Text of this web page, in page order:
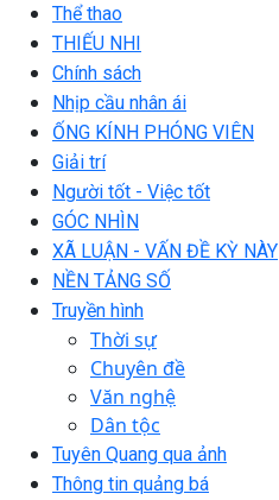
Thể thao
THIẾU NHI
Chính sách
Nhịp cầu nhân ái
ỐNG KÍNH PHÓNG VIÊN
Giải trí
Người tốt - Việc tốt
GÓC NHÌN
XÃ LUẬN - VẤN ĐỀ KỲ NÀY
NỀN TẢNG SỐ
Truyền hình
Thời sự
Chuyên đề
Văn nghệ
Dân tộc
Tuyên Quang qua ảnh
Thông tin quảng bá